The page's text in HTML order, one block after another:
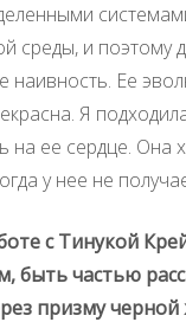
среды, и поэтому
наивность. Ее
Я
на ее сердце. Она
у нее не
с Тинукой
быть частью
призму